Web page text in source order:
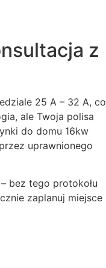
z
25 A – 32 A, co
ale Twoja polisa
do domu 16kw
uprawnionego
bez tego protokołu
zaplanuj miejsce